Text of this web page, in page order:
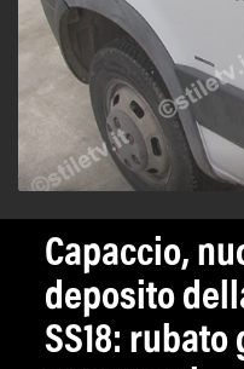
Capaccio,
deposito
SS18: